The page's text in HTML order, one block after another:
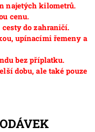
najetých kilometrů.
cenu.
do zahraničí.
upínacími řemeny a
bez příplatku.
dobu, ale také pouze